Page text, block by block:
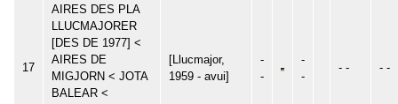
17
AIRES DES PLA
LLUCMAJORER
[DES DE 1977] <
AIRES DE
MIGJORN < JOTA
BALEAR <
[Llucmajor,
1959 - avui]
-
-
-
-
- - - -